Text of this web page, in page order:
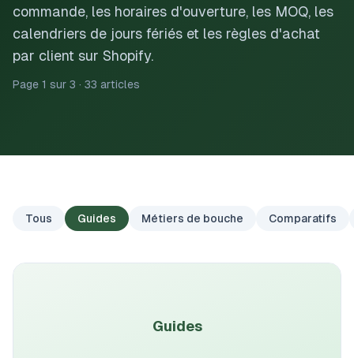
commande, les horaires d'ouverture, les MOQ, les
calendriers de jours fériés et les règles d'achat
par client sur Shopify.
Page 1 sur 3 · 33 articles
Tous Guides Métiers de bouche Comparatifs
Guides